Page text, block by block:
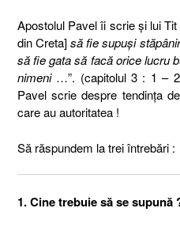
Apostolul Pavel îi scrie şi lui Tit
din Creta] să fie supuşi
să fie gata să facă orice lucru
nimeni…”. (capitolul 3 : 1 –
Pavel scrie despre tendinţa
care au autoritatea !
Să răspundem la trei întrebări :
1. Cine trebuie să se supună